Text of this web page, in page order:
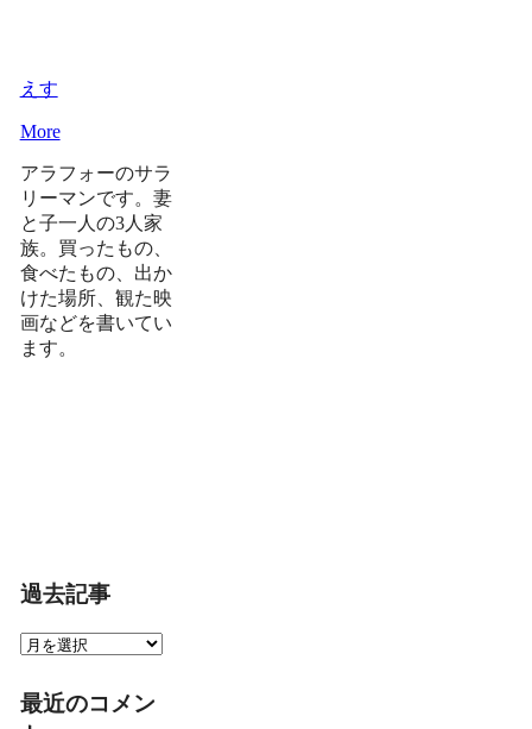
えす
More
アラフォーのサラ
リーマンです。妻
と子一人の3人家
族。買ったもの、
食べたもの、出か
けた場所、観た映
画などを書いてい
ます。
過去記事
過
記
事
最近のコメン